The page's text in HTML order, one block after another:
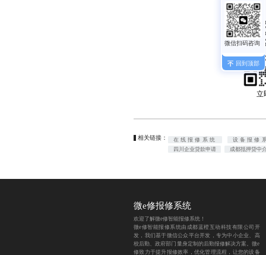
立
相关链接： 在线报修系统
设备报修
四川企业贷款申请
成都抵押贷中
微e修报修系统
欢迎了解微e修智能报修系统！
微e修智能报修系统由成都蓝橙互动科技有限公司开
发，我们基于微信公众平台开发，专为中小企业、高
校后勤、政府部门量身定制的后勤报修解决方案。微e
修致力于提升报修效率，优化管理流程，让您的设备
回到顶部